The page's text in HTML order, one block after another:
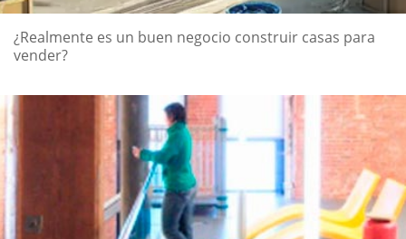
¿Realmente es un buen negocio construir casas para
vender?